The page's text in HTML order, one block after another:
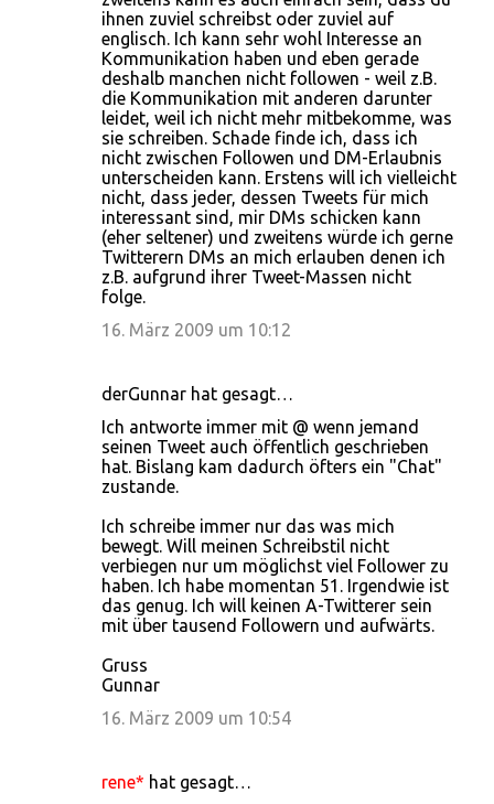
ihnen zuviel schreibst oder zuviel auf
englisch. Ich kann sehr wohl Interesse an
Kommunikation haben und eben gerade
deshalb manchen nicht followen - weil z.B.
die Kommunikation mit anderen darunter
leidet, weil ich nicht mehr mitbekomme, was
sie schreiben. Schade finde ich, dass ich
nicht zwischen Followen und DM-Erlaubnis
unterscheiden kann. Erstens will ich vielleicht
nicht, dass jeder, dessen Tweets für mich
interessant sind, mir DMs schicken kann
(eher seltener) und zweitens würde ich gerne
Twitterern DMs an mich erlauben denen ich
z.B. aufgrund ihrer Tweet-Massen nicht
folge.
16. März 2009 um 10:12
derGunnar hat gesagt…
Ich antworte immer mit @ wenn jemand
seinen Tweet auch öffentlich geschrieben
hat. Bislang kam dadurch öfters ein "Chat"
zustande.
Ich schreibe immer nur das was mich
bewegt. Will meinen Schreibstil nicht
verbiegen nur um möglichst viel Follower zu
haben. Ich habe momentan 51. Irgendwie ist
das genug. Ich will keinen A-Twitterer sein
mit über tausend Followern und aufwärts.
Gruss
Gunnar
16. März 2009 um 10:54
rene* hat gesagt…